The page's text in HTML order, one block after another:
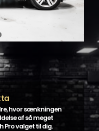
hvor sænkningen
af så meget
Pro valget til dig.